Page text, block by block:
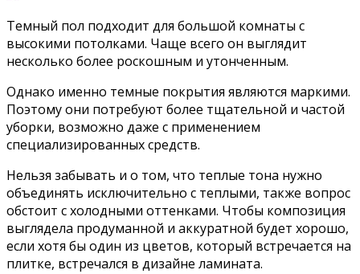
Темный пол подходит для большой комнаты с
высокими потолками. Чаще всего он выглядит
несколько более роскошным и утонченным.
Однако именно темные покрытия являются маркими.
Поэтому они потребуют более тщательной и частой
уборки, возможно даже с применением
специализированных средств.
Нельзя забывать и о том, что теплые тона нужно
объединять исключительно с теплыми, также вопрос
обстоит с холодными оттенками. Чтобы композиция
выглядела продуманной и аккуратной будет хорошо,
если хотя бы один из цветов, который встречается на
плитке, встречался в дизайне ламината.